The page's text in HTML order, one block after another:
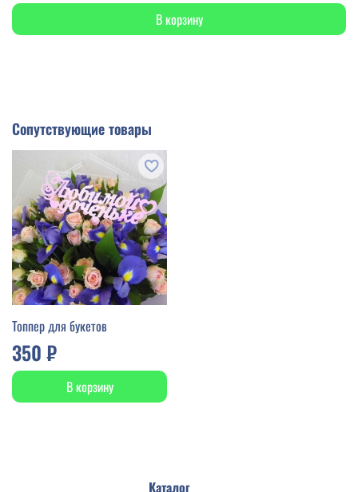
В корзину
Сопутствующие товары
Топпер для букетов
350 ₽
В корзину
Каталог